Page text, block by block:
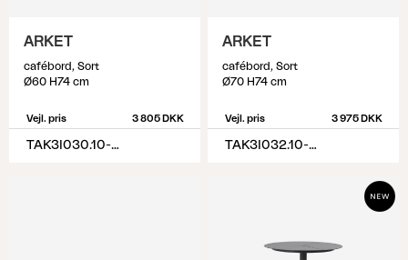
ARKET
cafébord, Sort
Ø60 H74 cm
Vejl. pris 3 805 DKK
TAK3I030.10-10-H74
ARKET
cafébord, Sort
Ø70 H74 cm
Vejl. pris 3 975 DKK
TAK3I032.10-10-H74